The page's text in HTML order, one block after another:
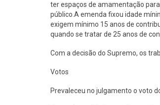
ter espaços de amamentação
público.A emenda fixou idade
exigem mínimo 15 anos de
quando se tratar de 25 anos de
Com a decisão do Supremo, os
Votos
Prevaleceu no julgamento o voto